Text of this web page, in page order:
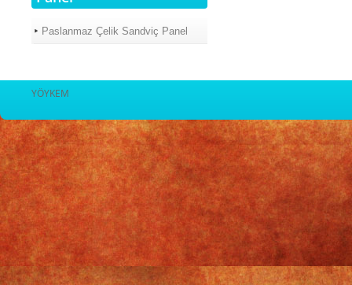
Paslanmaz Çelik Sandviç Panel
YÖYKEM